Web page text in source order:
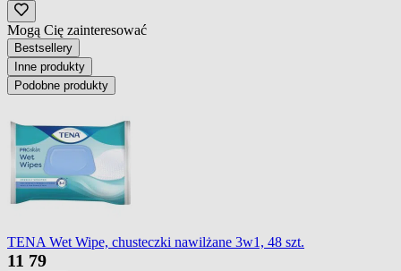
Mogą Cię zainteresować
Bestsellery
Inne produkty
Podobne produkty
TENA Wet Wipe, chusteczki nawilżane 3w1, 48 szt.
11 79